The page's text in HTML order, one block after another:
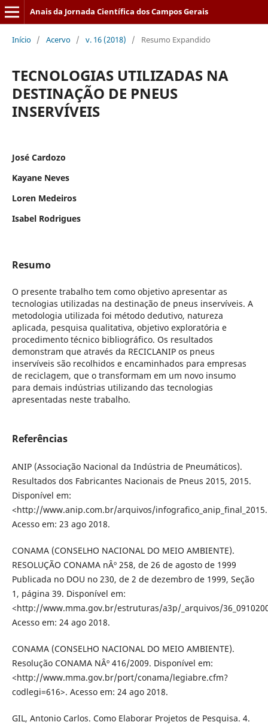
Anais da Jornada Científica dos Campos Gerais
Início / Acervo / v. 16 (2018) / Resumo Expandido
TECNOLOGIAS UTILIZADAS NA
DESTINAÇÃO DE PNEUS
INSERVÍVEIS
José Cardozo
Kayane Neves
Loren Medeiros
Isabel Rodrigues
Resumo
O presente trabalho tem como objetivo apresentar as
tecnologias utilizadas na destinação de pneus inservíveis. A
metodologia utilizada foi método dedutivo, natureza
aplicada, pesquisa qualitativa, objetivo exploratória e
procedimento técnico bibliográfico. Os resultados
demonstram que através da RECICLANIP os pneus
inservíveis são recolhidos e encaminhados para empresas
de reciclagem, que o transformam em um novo insumo
para demais indústrias utilizando das tecnologias
apresentadas neste trabalho.
Referências
ANIP (Associação Nacional da Indústria de Pneumáticos).
Resultados dos Fabricantes Nacionais de Pneus 2015, 2015.
Disponível em:
<http://www.anip.com.br/arquivos/
Acesso em: 23 ago 2018.
CONAMA (CONSELHO NACIONAL DO MEIO AMBIENTE).
RESOLUÇÃO CONAMA nÂº 258, de 26 de agosto de 1999
Publicada no DOU no 230, de 2 de dezembro de 1999, Seção
1, página 39. Disponível em:
<http://www.mma.gov.br/estruturas/a3p/_arquivos/
Acesso em: 24 ago 2018.
CONAMA (CONSELHO NACIONAL DO MEIO AMBIENTE).
Resolução CONAMA NÂº 416/2009. Disponível em:
<http://www.mma.gov.br/port/conama/legiabre.cfm?
codlegi=616>. Acesso em: 24 ago 2018.
GIL, Antonio Carlos. Como Elaborar Projetos de Pesquisa. 4.